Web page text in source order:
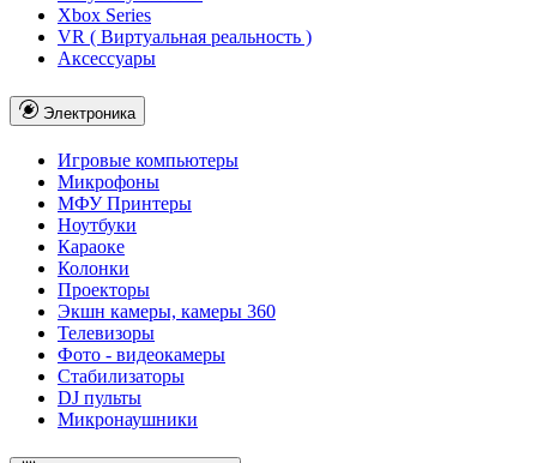
Xbox Series
VR ( Виртуальная реальность )
Аксессуары
Электроника
Игровые компьютеры
Микрофоны
МФУ Принтеры
Ноутбуки
Караоке
Колонки
Проекторы
Экшн камеры, камеры 360
Телевизоры
Фото - видеокамеры
Стабилизаторы
DJ пульты
Микронаушники